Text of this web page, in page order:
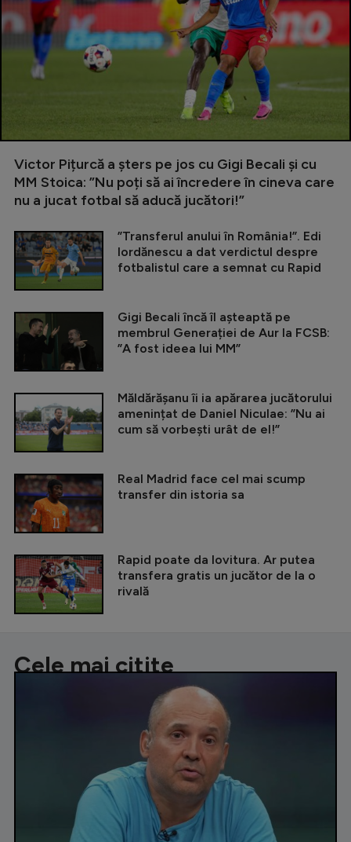
Victor Pițurcă a șters pe jos cu Gigi Becali și cu
MM Stoica: ”Nu poți să ai încredere în cineva care
nu a jucat fotbal să aducă jucători!”
”Transferul anului în România!”. Edi
Iordănescu a dat verdictul despre
fotbalistul care a semnat cu Rapid
Gigi Becali încă îl așteaptă pe
membrul Generației de Aur la FCSB:
”A fost ideea lui MM”
Măldărășanu îi ia apărarea jucătorului
amenințat de Daniel Niculae: ”Nu ai
cum să vorbești urât de el!”
Real Madrid face cel mai scump
transfer din istoria sa
Rapid poate da lovitura. Ar putea
transfera gratis un jucător de la o
rivală
Cele mai citite